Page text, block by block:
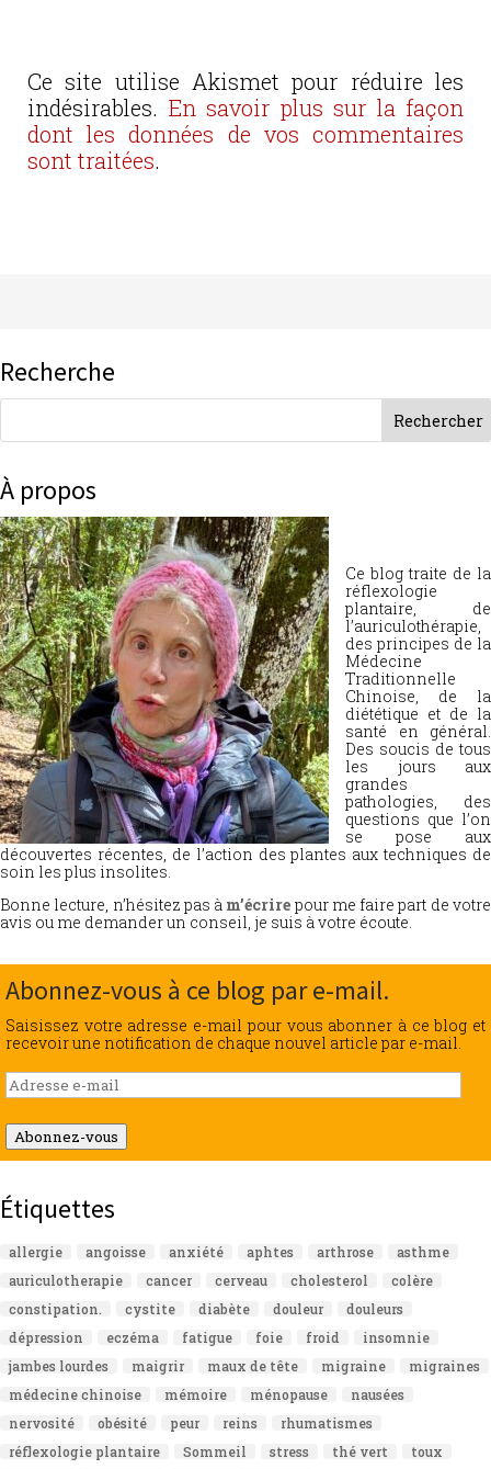
Ce site utilise Akismet pour réduire les
indésirables. En savoir plus sur la façon
dont les données de vos commentaires
sont traitées.
Recherche
À propos
Ce blog traite de la
réflexologie
plantaire, de
l’auriculothérapie,
des principes de la
Médecine
Traditionnelle
Chinoise, de la
diététique et de la
santé en général.
Des soucis de tous
les jours aux
grandes
pathologies, des
questions que l’on
se pose aux
découvertes récentes, de l’action des plantes aux techniques de
soin les plus insolites.
Bonne lecture, n’hésitez pas à m’écrire pour me faire part de votre
avis ou me demander un conseil, je suis à votre écoute.
Abonnez-vous à ce blog par e-mail.
Saisissez votre adresse e-mail pour vous abonner à ce blog et
recevoir une notification de chaque nouvel article par e-mail.
Adresse
e-
mail
Abonnez-vous
Étiquettes
allergie angoisse anxiété aphtes arthrose
asthme
auriculotherapie
cancer cerveau cholesterol
colère
constipation.
cystite diabète douleur
douleurs
dépression
eczéma fatigue foie froid
insomnie
jambes lourdes
maigrir maux de tête migraine
migraines
médecine chinoise
mémoire ménopause
nausées
nervosité
obésité peur reins
rhumatismes
réflexologie plantaire
Sommeil stress thé vert
toux